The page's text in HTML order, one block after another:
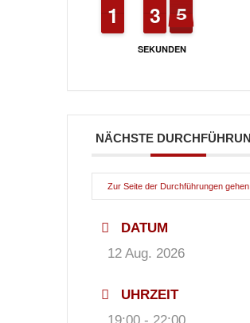
1
1
1
1
SEKUNDEN
4
3
3 6
5
5
NÄCHSTE
Zur Seite der Durchführungen gehen
DATUM
12 Aug. 2026
UHRZEIT